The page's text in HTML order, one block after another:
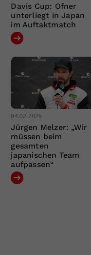
Davis Cup: Ofner
unterliegt in Japan
im Auftaktmatch
04.02.2026
Jürgen Melzer: „Wir
müssen beim
gesamten
japanischen Team
aufpassen“